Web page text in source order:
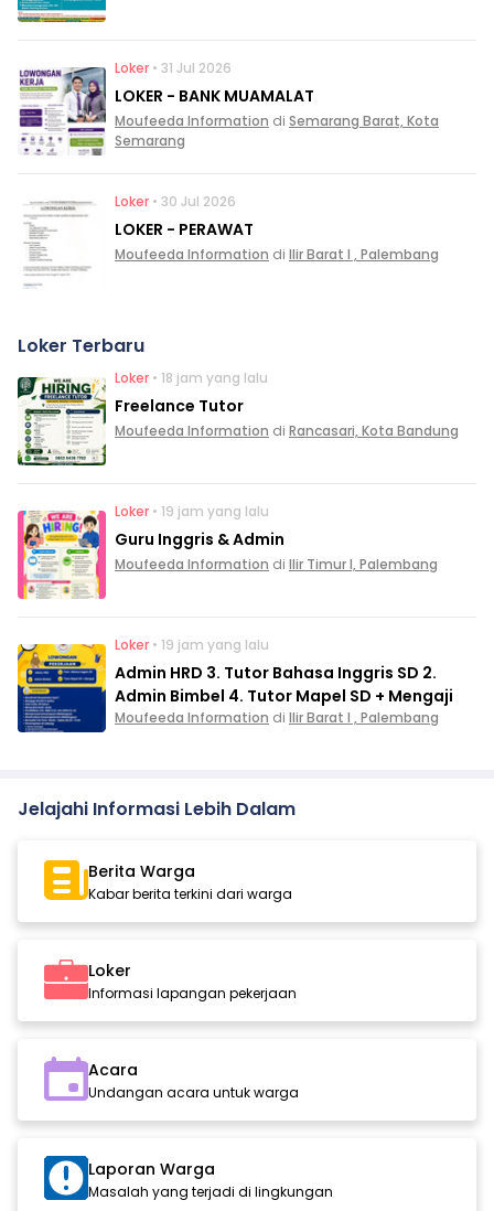
Loker • 31 Jul 2026
LOKER - BANK MUAMALAT
Moufeeda Information di Semarang Barat, Kota
Semarang
Loker • 30 Jul 2026
LOKER - PERAWAT
Moufeeda Information di Ilir Barat I , Palembang
Loker Terbaru
Loker • 18 jam yang lalu
Freelance Tutor
Moufeeda Information di Rancasari, Kota Bandung
Loker • 19 jam yang lalu
Guru Inggris & Admin
Moufeeda Information di Ilir Timur I, Palembang
Loker • 19 jam yang lalu
Admin HRD 3. Tutor Bahasa Inggris SD 2.
Admin Bimbel 4. Tutor Mapel SD + Mengaji
Moufeeda Information di Ilir Barat I , Palembang
Jelajahi Informasi Lebih Dalam
Berita Warga
Kabar berita terkini dari warga
Loker
Informasi lapangan pekerjaan
Acara
Undangan acara untuk warga
Laporan Warga
Masalah yang terjadi di lingkungan